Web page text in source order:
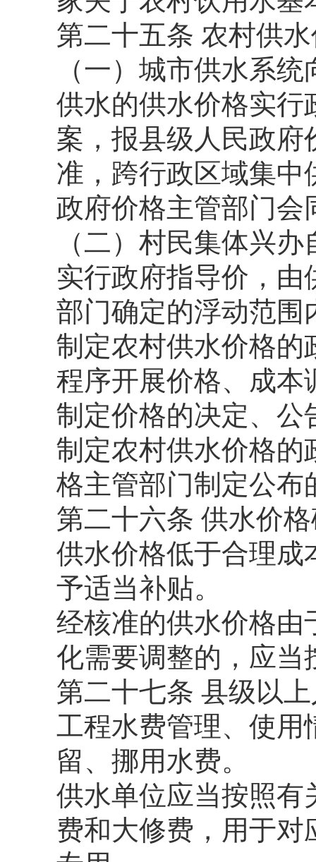
第二十五条 农村供
（一）城市供水系
供水的供水价格实行
案，报县级人民政
准，跨行政区域集
政府价格主管部门会
（二）村民集体兴
实行政府指导价，
部门确定的浮动范围
制定农村供水价格的
程序开展价格、成本
制定价格的决定、公
制定农村供水价格的
格主管部门制定公布
第二十六条 供水价
供水价格低于合理成
予适当补贴。
经核准的供水价格由
化需要调整的，应当
第二十七条 县级以
工程水费管理、使用
留、挪用水费。
供水单位应当按照有
费和大修费，用于